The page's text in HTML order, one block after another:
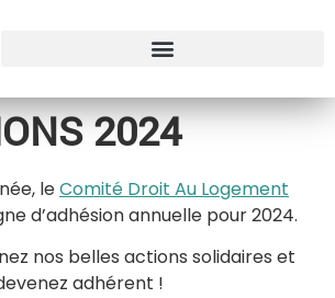
2024
leComité Droit Au Logement
d’adhésion annuelle pour 2024.
nos belles actions solidaires et
adhérent !